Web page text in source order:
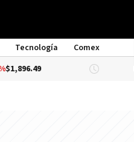
Tecnología
Comex
DÓLAR BNA